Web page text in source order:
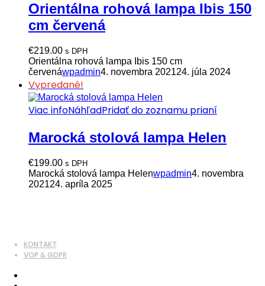
Orientálna rohová lampa Ibis 150
cm červená
€219.00 s DPH
Orientálna rohová lampa Ibis 150 cm
červenáwpadmin4. novembra 202124. júla 2024
Vypredané!
Viac infoNáhľadPridať do zoznamu prianí
Marocká stolová lampa Helen
€199.00 s DPH
Marocká stolová lampa Helenwpadmin4. novembra
202124. apríla 2025
KONTAKT
VOP & GDPR